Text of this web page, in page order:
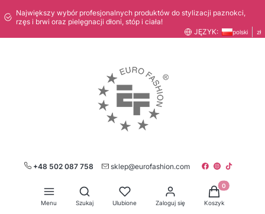
Największy wybór profesjonalnych produktów do stylizacji paznokci,
rzęs i brwi oraz pielęgnacji dłoni, stóp i ciała!
JĘZYK:
polski zł
+48 502 087 758 sklep@eurofashion.com
Menu
Otwórz wyszukiwarkę
Szukaj Ulubione Zaloguj się
Produkty w
Koszyk